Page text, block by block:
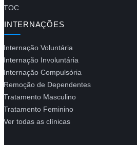
TOC
INTERNAÇÕES
Internação Voluntária
Internação Involuntária
Internação Compulsória
Remoção de Dependentes
Tratamento Masculino
Tratamento Feminino
Ver todas as clínicas